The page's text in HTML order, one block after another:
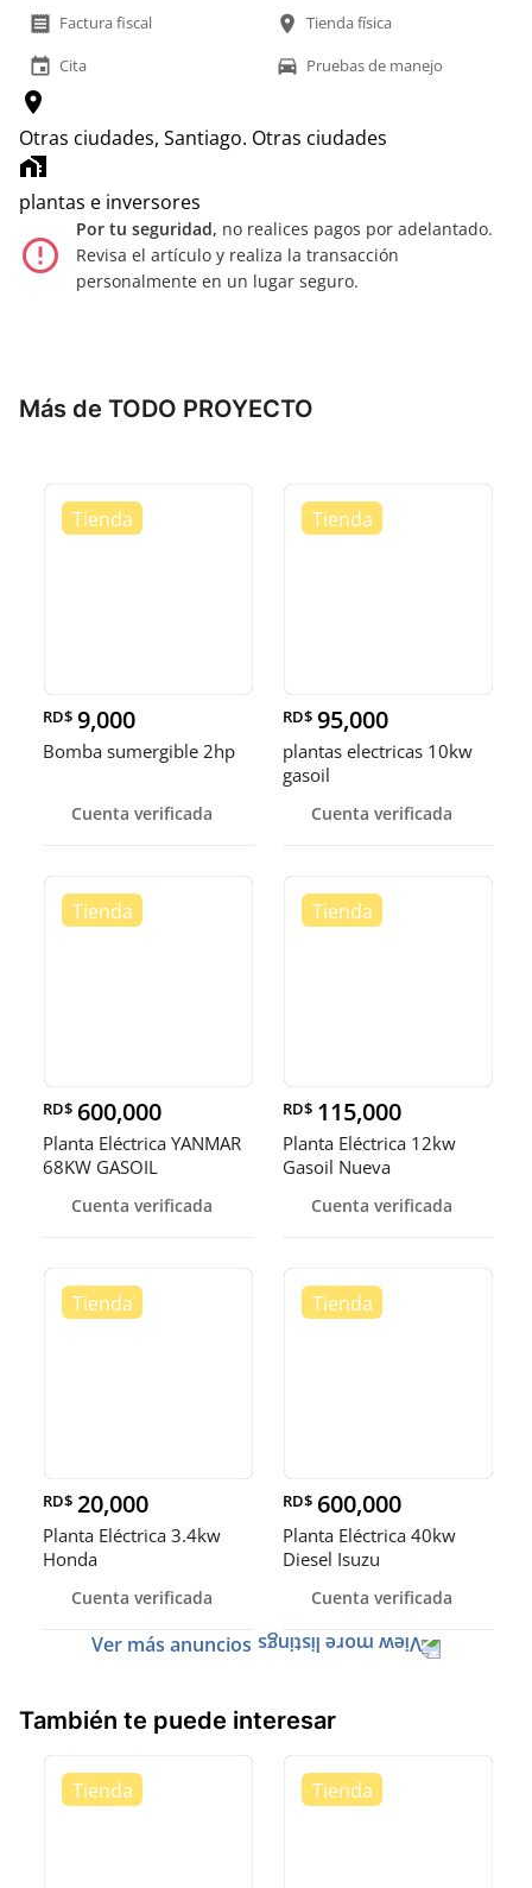
receipt Factura fiscal location_on Tienda física
event Cita time_to_leave Pruebas de manejo
location_on
Otras ciudades, Santiago. Otras ciudades
home_work
plantas e inversores
error_outline
Por tu seguridad, no realices pagos por adelantado.
Revisa el artículo y realiza la transacción
personalmente en un lugar seguro.
Más de TODO PROYECTO
RD$ 9,000
Bomba sumergible 2hp
Cuenta verificada
RD$ 95,000
plantas electricas 10kw
gasoil
Cuenta verificada
RD$ 600,000
Planta Eléctrica YANMAR
68KW GASOIL
Cuenta verificada
RD$ 115,000
Planta Eléctrica 12kw
Gasoil Nueva
Cuenta verificada
RD$ 20,000
Planta Eléctrica 3.4kw
Honda
Cuenta verificada
RD$ 600,000
Planta Eléctrica 40kw
Diesel Isuzu
Cuenta verificada
Ver más anuncios
También te puede interesar